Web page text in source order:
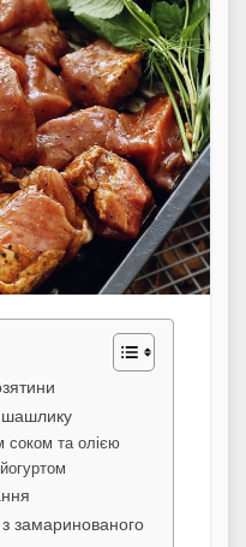
шашлику
соком та олією
замаринованого